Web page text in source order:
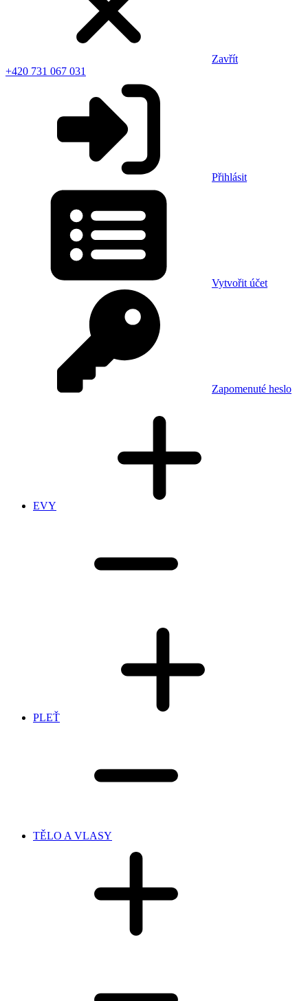
Zavřít
+420 731 067 031
Přihlásit
Vytvořit účet
Zapomenuté heslo
EVY
PLEŤ
TĚLO A VLASY